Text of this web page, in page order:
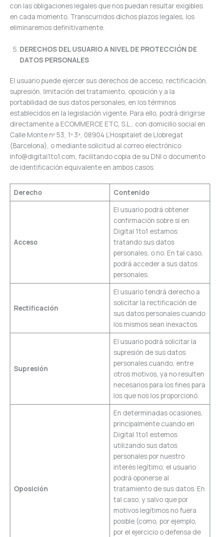
con las obligaciones legales que nos puedan resultar exigibles
en cada momento. Transcurridos dichos plazos legales, los
eliminaremos definitivamente.
DERECHOS DEL USUARIO A NIVEL DE PROTECCIÓN DE
DATOS PERSONALES
El usuario puede ejercer sus derechos de acceso, rectificación,
supresión, limitación del tratamiento, oposición y a la
portabilidad de sus datos personales, en los términos
establecidos en la legislación vigente. Para ello, podrá dirigirse
directamente a ECOMMERCE ETC, S.L., con domicilio social en
Calle Monte nº 53, 1º 3ª, 08904 L’Hospitalet de Llobregat
(Barcelona), o mediante solicitud al correo electrónico
info@digital1to1.com, facilitando copia de su DNI o documento
de identificación equivalente en ambos casos.
Derecho Contenido
Acceso
El usuario podrá obtener
confirmación sobre si en
Digital 1to1 estamos
tratando sus datos
personales, o no. En tal caso,
podrá acceder a sus datos
personales.
Rectificación
El usuario tendrá derecho a
solicitar la rectificación de
sus datos personales cuando
los mismos sean inexactos.
Supresión
El usuario podrá solicitar la
supresión de sus datos
personales cuando, entre
otros motivos, ya no resulten
necesarios para los fines para
los que nos los proporcionó.
Oposición
En determinadas ocasiones,
principalmente cuando en
Digital 1to1 estemos
utilizando sus datos
personales por nuestro
interés legítimo, el usuario
podrá oponerse al
tratamiento de sus datos. En
tal caso, y salvo que por
motivos legítimos no fuera
posible (como, por ejemplo,
por el ejercicio o defensa de